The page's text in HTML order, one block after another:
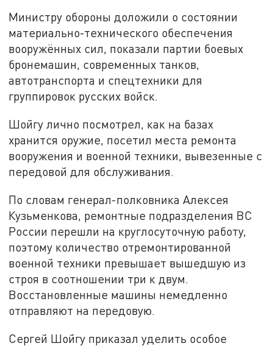
Министру обороны доложили о состоянии
материально-технического обеспечения
вооружённых сил, показали партии боевых
бронемашин, современных танков,
автотранспорта и спецтехники для
группировок русских войск.
Шойгу лично посмотрел, как на базах
хранится оружие, посетил места ремонта
вооружения и военной техники, вывезенные с
передовой для обслуживания.
По словам генерал-полковника Алексея
Кузьменкова, ремонтные подразделения ВС
России перешли на круглосуточную работу,
поэтому количество отремонтированной
военной техники превышает вышедшую из
строя в соотношении три к двум.
Восстановленные машины немедленно
отправляют на передовую.
Сергей Шойгу приказал уделить особое